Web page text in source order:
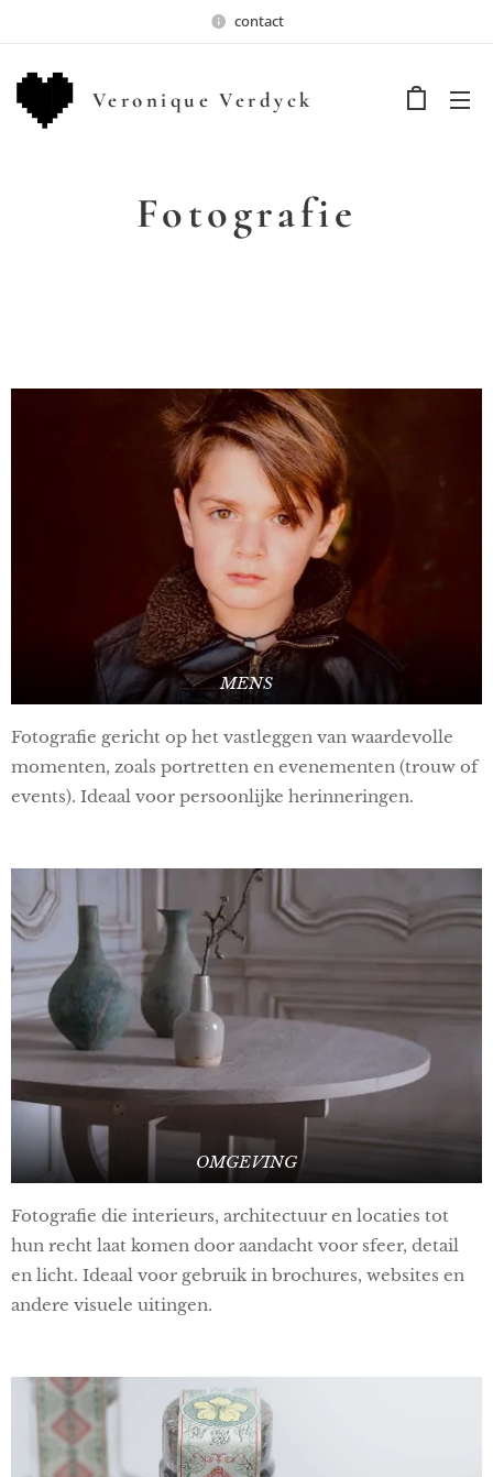
contact
Veronique Verdyck
Fotografie
MENS
Fotografie gericht op het vastleggen van waardevolle
momenten, zoals portretten en evenementen (trouw of
events). Ideaal voor persoonlijke herinneringen.
OMGEVING
Fotografie die interieurs, architectuur en locaties tot
hun recht laat komen door aandacht voor sfeer, detail
en licht. Ideaal voor gebruik in brochures, websites en
andere visuele uitingen.